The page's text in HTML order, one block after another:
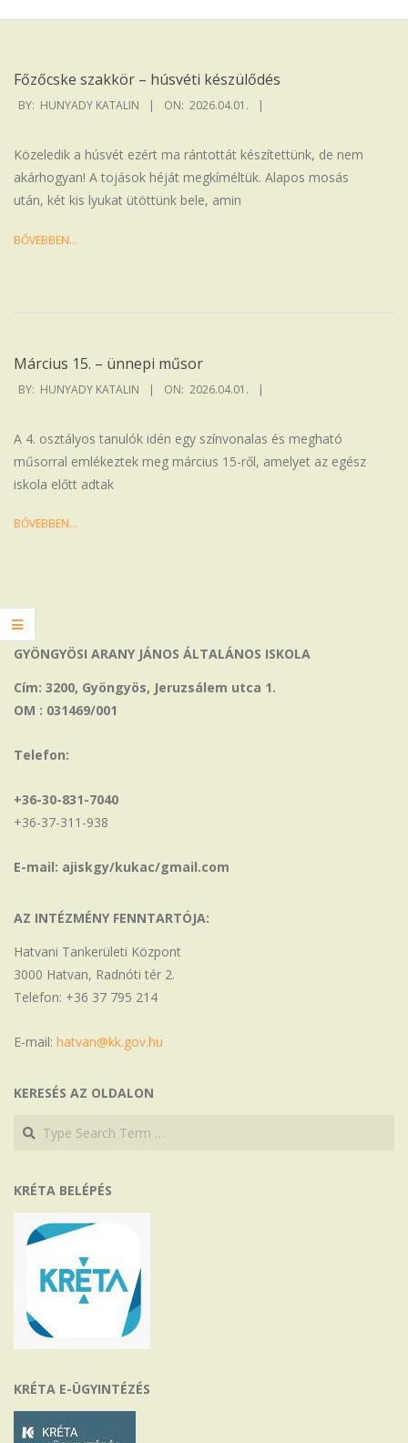
Iskola
Főzőcske szakkör – húsvéti készülődés
2026-
BY: HUNYADY KATALIN ON: 2026.04.01.
Közeledik a húsvét ezért ma rántottát készítettünk, de nem
akárhogyan! A tojások héját megkíméltük. Alapos mosás
után, két kis lyukat ütöttünk bele, amin
BŐVEBBEN…
Március 15. – ünnepi műsor
2026-
BY: HUNYADY KATALIN ON: 2026.04.01.
A 4. osztályos tanulók idén egy színvonalas és megható
műsorral emlékeztek meg március 15-ről, amelyet az egész
iskola előtt adtak
BŐVEBBEN…
GYÖNGYÖSI ARANY JÁNOS ÁLTALÁNOS ISKOLA
Cím: 3200, Gyöngyös, Jeruzsálem utca 1.
OM : 031469/001
Telefon:
+36-30-831-7040
+36-37-311-938
E-mail: ajiskgy/kukac/gmail.com
AZ INTÉZMÉNY FENNTARTÓJA:
Hatvani Tankerületi Központ
3000 Hatvan, Radnóti tér 2.
Telefon: +36 37 795 214
E-mail: hatvan@kk.gov.hu
KERESÉS AZ OLDALON
Search
Search
KRÉTA BELÉPÉS
KRÉTA E-ÜGYINTÉZÉS